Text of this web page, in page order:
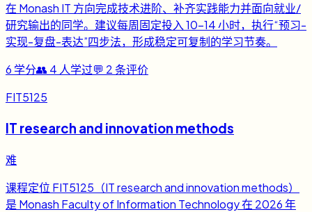
在 Monash IT 方向完成技术进阶、补齐实践能力并面向就业/
研究输出的同学。建议每周固定投入 10-14 小时，执行“预习-
实现-复盘-表达”四步法，形成稳定可复制的学习节奏。
6 学分👥 4 人学过💬 2条评价
FIT5125
IT research and innovation methods
难
课程定位 FIT5125（IT research and innovation methods）
是 Monash Faculty of Information Technology 在 2026 年